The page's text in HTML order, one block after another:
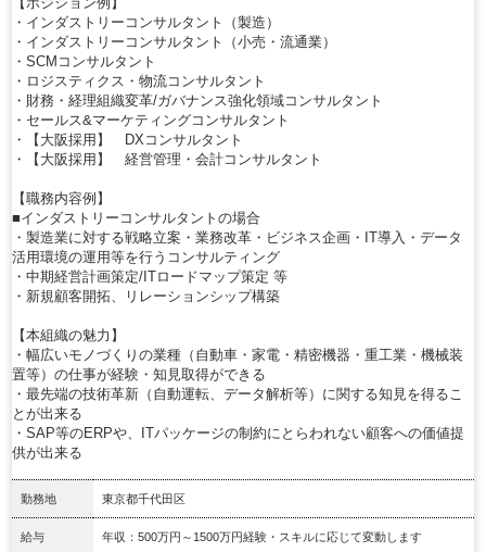
・インダストリーコンサルタント（製造）
・インダストリーコンサルタント（小売・流通業）
・SCMコンサルタント
・ロジスティクス・物流コンサルタント
・財務・経理組織変革/ガバナンス強化領域コンサルタント
・セールス&マーケティングコンサルタント
・【大阪採用】 DXコンサルタント
・【大阪採用】 経営管理・会計コンサルタント
【職務内容例】
■インダストリーコンサルタントの場合
・製造業に対する戦略立案・業務改革・ビジネス企画・IT導入・データ
活用環境の運用等を行うコンサルティング
・中期経営計画策定/ITロードマップ策定 等
・新規顧客開拓、リレーションシップ構築
【本組織の魅力】
・幅広いモノづくりの業種（自動車・家電・精密機器・重工業・機械装
置等）の仕事が経験・知見取得ができる
・最先端の技術革新（自動運転、データ解析等）に関する知見を得るこ
とが出来る
・SAP等のERPや、ITパッケージの制約にとらわれない顧客への価値提
供が出来る
勤務地 東京都千代田区
給与 年収：500万円～1500万円経験・スキルに応じて変動します